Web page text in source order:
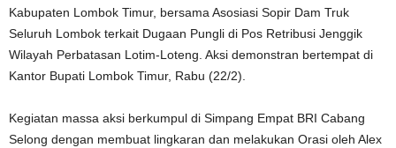
Kabupaten Lombok Timur, bersama Asosiasi Sopir Dam Truk
Seluruh Lombok terkait Dugaan Pungli di Pos Retribusi Jenggik
Wilayah Perbatasan Lotim-Loteng. Aksi demonstran bertempat di
Kantor Bupati Lombok Timur, Rabu (22/2).
Kegiatan massa aksi berkumpul di Simpang Empat BRI Cabang
Selong dengan membuat lingkaran dan melakukan Orasi oleh Alex